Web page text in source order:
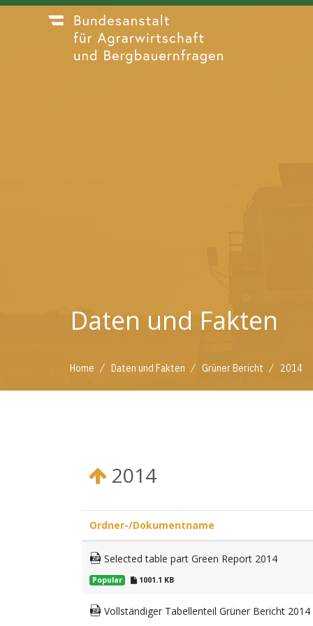
Daten und Fakten
Home / Daten und Fakten / Grüner Bericht / 2014
2014
Ordner-/Dokumentname
Selected table part Green Report 2014
Popular 1001.1 KB
Vollständiger Tabellenteil Grüner Bericht 2014